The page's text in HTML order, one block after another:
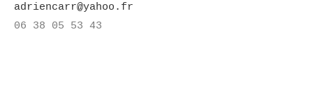
adriencarr@yahoo.fr
06 38 05 53 43